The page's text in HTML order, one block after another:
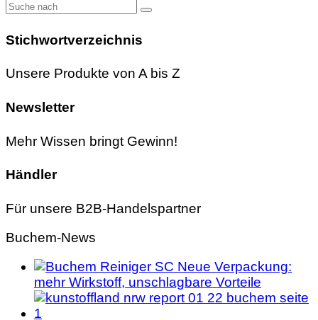
Stichwortverzeichnis
Unsere Produkte von A bis Z
Newsletter
Mehr Wissen bringt Gewinn!
Händler
Für unsere B2B-Handelspartner
Buchem-News
Neue Verpackung:
mehr Wirkstoff, unschlagbare Vorteile